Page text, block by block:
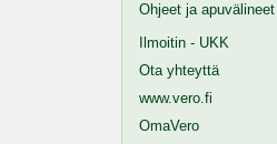
Ohjeet ja apuvälineet
Ilmoitin - UKK
Ota yhteyttä
www.vero.fi
OmaVero